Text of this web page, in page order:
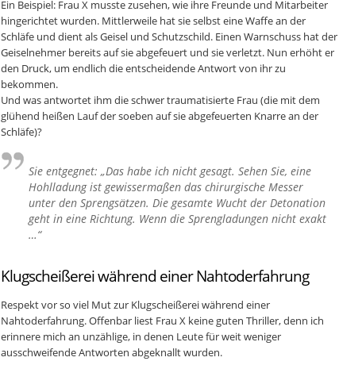
Ein Beispiel: Frau X musste zusehen, wie ihre Freunde und Mitarbeiter
hingerichtet wurden. Mittlerweile hat sie selbst eine Waffe an der
Schläfe und dient als Geisel und Schutzschild. Einen Warnschuss hat der
Geiselnehmer bereits auf sie abgefeuert und sie verletzt. Nun erhöht er
den Druck, um endlich die entscheidende Antwort von ihr zu
bekommen.
Und was antwortet ihm die schwer traumatisierte Frau (die mit dem
glühend heißen Lauf der soeben auf sie abgefeuerten Knarre an der
Schläfe)?
Sie entgegnet: „Das habe ich nicht gesagt. Sehen Sie, eine
Hohlladung ist gewissermaßen das chirurgische Messer
unter den Sprengsätzen. Die gesamte Wucht der Detonation
geht in eine Richtung. Wenn die Sprengladungen nicht exakt
…“
Klugscheißerei während einer Nahtoderfahrung
Respekt vor so viel Mut zur Klugscheißerei während einer
Nahtoderfahrung. Offenbar liest Frau X keine guten Thriller, denn ich
erinnere mich an unzählige, in denen Leute für weit weniger
ausschweifende Antworten abgeknallt wurden.